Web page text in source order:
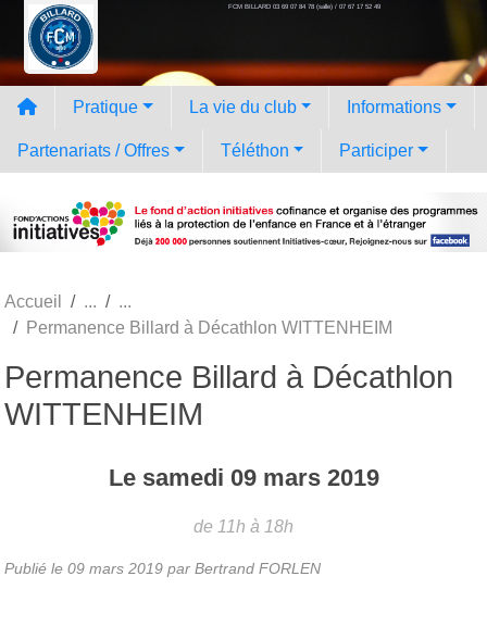
FCM BILLARD 03 69 07 84 78 (salle) / 07 67 17 52 49
Pratique La vie du club Informations
Partenariats / Offres Téléthon Participer
Accueil
Permanence Billard à Décathlon WITTENHEIM
Permanence Billard à Décathlon
WITTENHEIM
Le samedi 09 mars 2019
de 11h à 18h
Publié le 09 mars 2019 par Bertrand FORLEN
Panneau de gestion des cookies